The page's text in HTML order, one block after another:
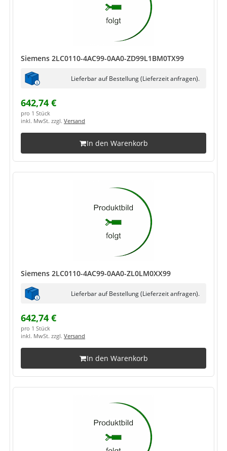
Siemens 2LC0110-4AC99-0AA0-ZD99L1BM0TX99
Lieferbar auf Bestellung (Lieferzeit anfragen).
642,74 €
pro 1 Stück
inkl. MwSt. zzgl. Versand
In den Warenkorb
Siemens 2LC0110-4AC99-0AA0-ZL0LM0XX99
Lieferbar auf Bestellung (Lieferzeit anfragen).
642,74 €
pro 1 Stück
inkl. MwSt. zzgl. Versand
In den Warenkorb